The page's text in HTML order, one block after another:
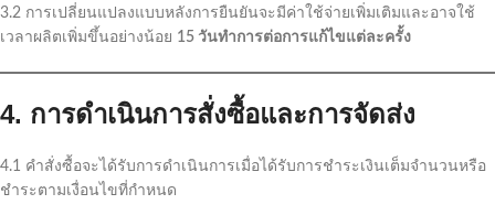
3.2 การเปลี่ยนแปลงแบบหลังการยืนยันจะมีค่าใช้จ่ายเพิ่มเติมและอาจใช้
เวลาผลิตเพิ่มขึ้นอย่างน้อย 15 วันทำการต่อการแก้ไขแต่ละครั้ง
4. การดำเนินการสั่งซื้อและการจัดส่ง
4.1 คำสั่งซื้อจะได้รับการดำเนินการเมื่อได้รับการชำระเงินเต็มจำนวนหรือ
ชำระตามเงื่อนไขที่กำหนด